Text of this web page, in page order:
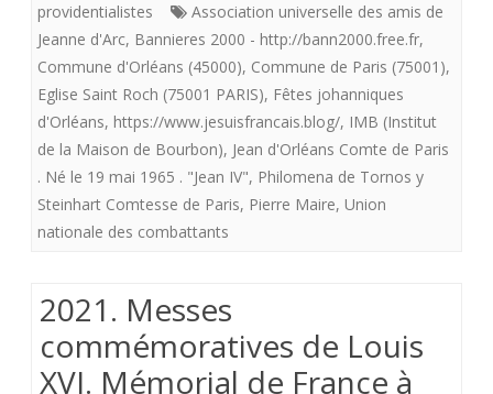
de
Jeanne
d’Arc
et
patriotisme
Paris.
Dimanche
9
providentialistes
Association universelle des amis de
Jeanne d'Arc, Bannieres 2000 - http://bann2000.free.fr,
Commune d'Orléans (45000), Commune de Paris (75001),
Eglise Saint Roch (75001 PARIS), Fêtes johanniques
d'Orléans, https://www.jesuisfrancais.blog/, IMB (Institut
de la Maison de Bourbon), Jean d'Orléans Comte de Paris
. Né le 19 mai 1965 . "Jean IV", Philomena de Tornos y
Steinhart Comtesse de Paris, Pierre Maire, Union
nationale des combattants
2021. Messes
commémoratives de Louis
XVI. Mémorial de France à